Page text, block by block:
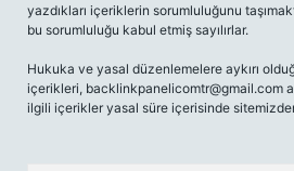
yazdıkları içeriklerin sorumluluğunu
bu sorumluluğu kabul etmiş sayılırlar.
Hukuka ve yasal düzenlemelere aykırı
içerikleri, backlinkpanelicomtr@gmail.com
ilgili içerikler yasal süre içerisinde